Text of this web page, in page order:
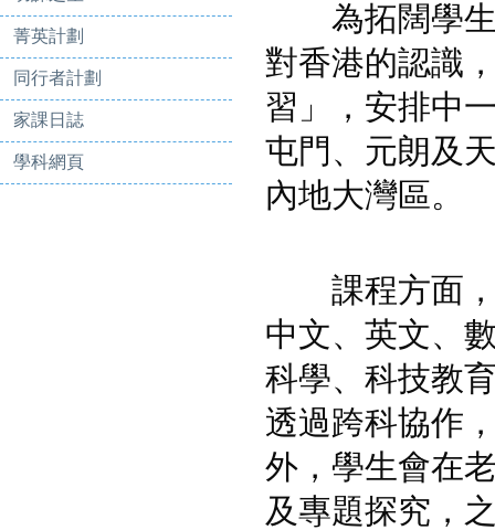
菁英計劃
同行者計劃
家課日誌
學科網頁
為拓闊學生
對香港的認識
習」，安排中
屯門、元朗及
內地大灣區。
課程方面，
中文、英文、
科學、科技教
透過跨科協作
外，學生會在
及專題探究，